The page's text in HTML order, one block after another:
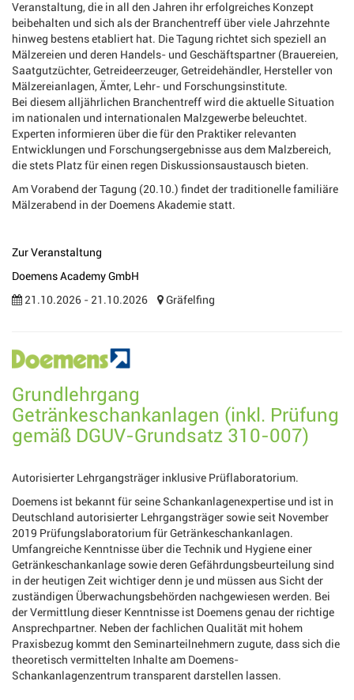
Veranstaltung, die in all den Jahren ihr erfolgreiches Konzept
beibehalten und sich als der Branchentreff über viele Jahrzehnte
hinweg bestens etabliert hat. Die Tagung richtet sich speziell an
Mälzereien und deren Handels- und Geschäftspartner (Brauereien,
Saatgutzüchter, Getreideerzeuger, Getreidehändler, Hersteller von
Mälzereianlagen, Ämter, Lehr- und Forschungsinstitute.
Bei diesem alljährlichen Branchentreff wird die aktuelle Situation
im nationalen und internationalen Malzgewerbe beleuchtet.
Experten informieren über die für den Praktiker relevanten
Entwicklungen und Forschungsergebnisse aus dem Malzbereich,
die stets Platz für einen regen Diskussionsaustausch bieten.
Am Vorabend der Tagung (20.10.) findet der traditionelle familiäre
Mälzerabend in der Doemens Akademie statt.
Zur Veranstaltung
Doemens Academy GmbH
21.10.2026 - 21.10.2026
Gräfelfing
Grundlehrgang
Getränkeschankanlagen (inkl. Prüfung
gemäß DGUV-Grundsatz 310-007)
Autorisierter Lehrgangsträger inklusive Prüflaboratorium.
Doemens ist bekannt für seine Schankanlagenexpertise und ist in
Deutschland autorisierter Lehrgangsträger sowie seit November
2019 Prüfungslaboratorium für Getränkeschankanlagen.
Umfangreiche Kenntnisse über die Technik und Hygiene einer
Getränkeschankanlage sowie deren Gefährdungsbeurteilung sind
in der heutigen Zeit wichtiger denn je und müssen aus Sicht der
zuständigen Überwachungsbehörden nachgewiesen werden. Bei
der Vermittlung dieser Kenntnisse ist Doemens genau der richtige
Ansprechpartner. Neben der fachlichen Qualität mit hohem
Praxisbezug kommt den Seminarteilnehmern zugute, dass sich die
theoretisch vermittelten Inhalte am Doemens-
Schankanlagenzentrum transparent darstellen lassen.